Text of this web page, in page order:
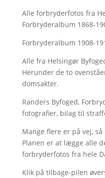
Alle forbryderfotos fra
Forbryderalbum 1868-
Forbryderalbum 1908-
Alle fra Helsingør
Herunder de to
domsakter.
Randers Byfoged,
fotografier, bilag til
Mange flere er på vej,
Planen er at lægge alle
forbryderfotos fra hele
Klik på tilbage-pilen